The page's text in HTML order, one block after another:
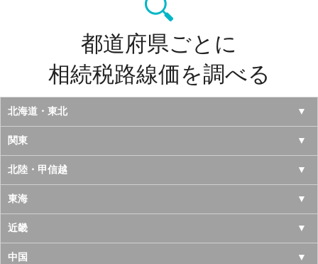
都道府県ごとに
相続税路線価を調べる
北海道・東北
北海道
青森県
岩手県
宮城県
秋田県
関東
東京都
神奈川県
千葉県
埼玉県
北陸・甲信越
山梨県
長野県
新潟県
東海
愛知県
岐阜県
近畿
大阪府
中国